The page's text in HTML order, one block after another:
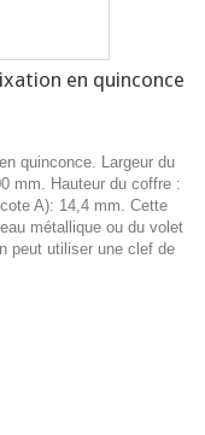
en quinconce
quinconce. Largeur du
mm. Hauteur du coffre :
A): 14,4 mm. Cette
métallique ou du volet
peut utiliser une clef de